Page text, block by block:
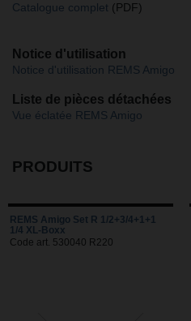
Catalogue complet (PDF)
Notice d'utilisation
Notice d'utilisation REMS Amigo
Liste de pièces détachées
Vue éclatée REMS Amigo
PRODUITS
REMS Amigo Set R 1/2+3/4+1+1
1/4 XL-Boxx
Code art. 530040 R220